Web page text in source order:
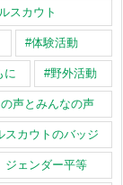
スカウト
#体験活動
に #野外活動
声とみんなの声
スカウトのバッジ
ジェンダー平等